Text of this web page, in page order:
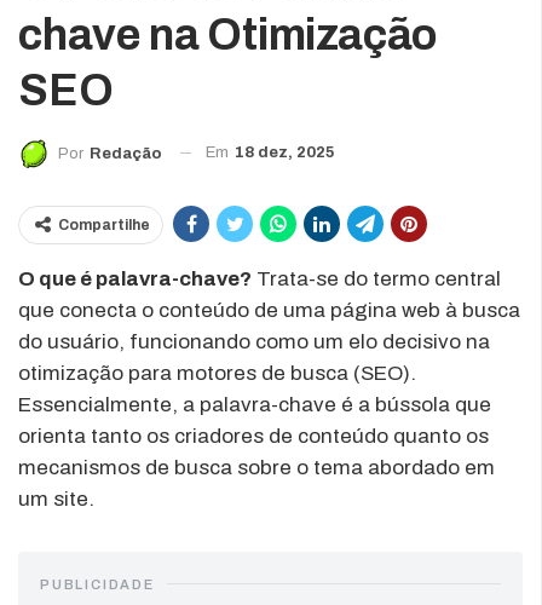
chave na Otimização
SEO
Por Redação Em 18 dez, 2025
Compartilhe
O que é palavra-chave? Trata-se do termo central
que conecta o conteúdo de uma página web à busca
do usuário, funcionando como um elo decisivo na
otimização para motores de busca (SEO).
Essencialmente, a palavra-chave é a bússola que
orienta tanto os criadores de conteúdo quanto os
mecanismos de busca sobre o tema abordado em
um site.
PUBLICIDADE